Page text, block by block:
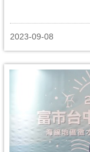
2023-09-08